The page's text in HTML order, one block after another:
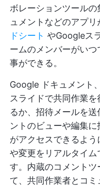
ボレーションツール
ュメントなどのアプリ
ドシート やGoogleス
ームのメンバーがい
事ができる。
Google ドキュメント
スライドで共同作業
るか、招待メールを
ントのビューや編集
がアクセスできるよ
や変更をリアルタイム
す。内蔵のコメント
て、共同作業者とコ